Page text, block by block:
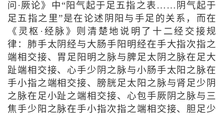
问·厥论》中“阳气起于足五指之表……阴气起于
足五指之里”是在论述阴阳与手足的关系，而在
《灵枢·经脉》则清楚地说明了十二经交接规
律：肺手太阴经与大肠手阳明经在手大指次指之
端相交接、胃足阳明之脉与脾足太阴之脉在足大
趾端相交接、心手少阴之脉与小肠手太阳之脉在
手小指之端相交接、膀胱足太阳之脉与肾足少阴
之脉在足小趾之端相交接、心包手厥阴之脉与三
焦手少阳之脉在手小指次指之端相交接、胆足少